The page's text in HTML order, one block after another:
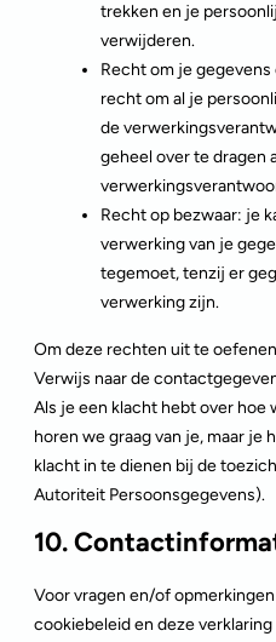
trekken en je
verwijderen.
Recht om je
recht om al je
de
geheel over te dragen
Recht op bezwaar: je
verwerking van je
tegemoet, tenzij er
verwerking zijn.
Om deze rechten uit te
Verwijs naar de
Als je een klacht hebt over hoe
horen we graag van je, maar je
klacht in te dienen bij de
Autoriteit Persoonsgegevens).
10.
Voor vragen en/of
cookiebeleid en deze